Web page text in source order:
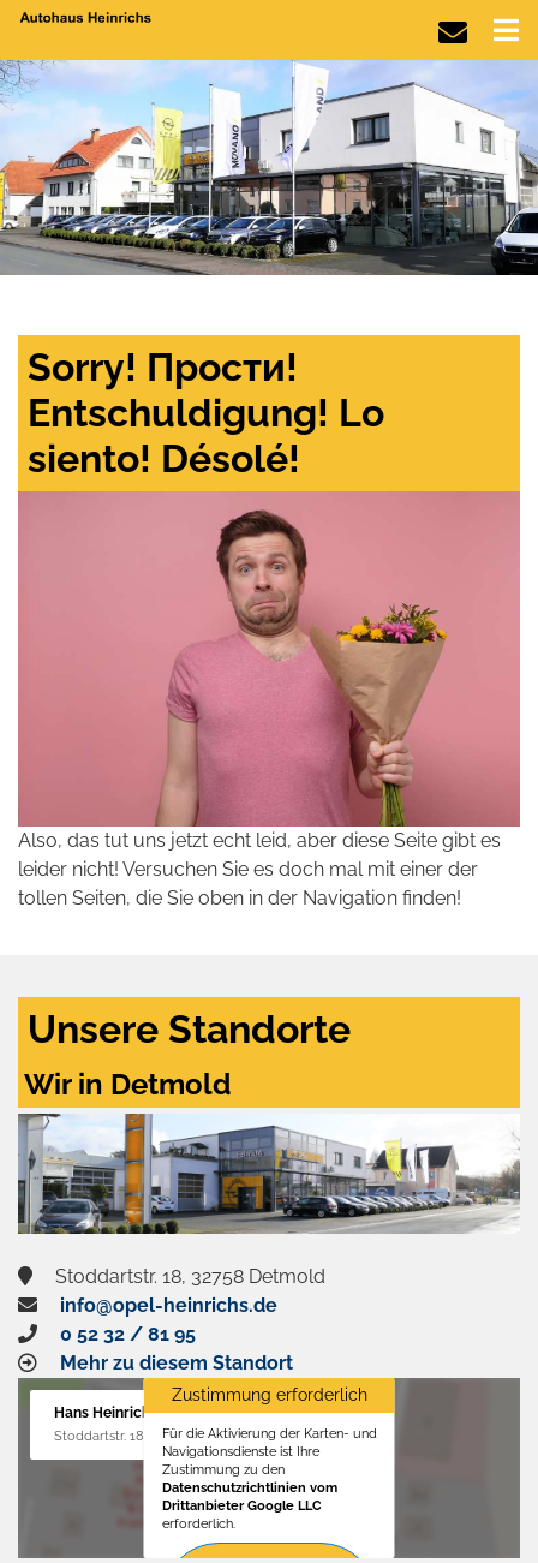
Sorry! Прости!
Entschuldigung! Lo
siento! Désolé!
Also, das tut uns jetzt echt leid, aber diese Seite gibt es
leider nicht! Versuchen Sie es doch mal mit einer der
tollen Seiten, die Sie oben in der Navigation finden!
Unsere Standorte
Wir in Detmold
Stoddartstr. 18, 32758 Detmold
info@opel-heinrichs.de
0 52 32 / 81 95
Mehr zu diesem Standort
Hans Heinrichs GmbH
Stoddartstr. 18, 32758 Detmold
Zustimmung erforderlich
Für die Aktivierung der Karten- und
Navigationsdienste ist Ihre
Zustimmung zu den
Datenschutzrichtlinien vom
Drittanbieter Google LLC
erforderlich.